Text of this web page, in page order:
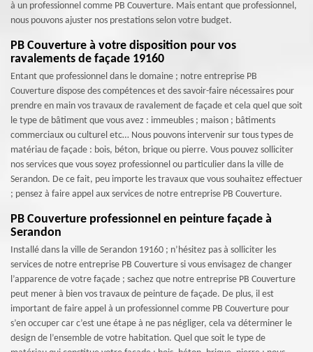
à un professionnel comme PB Couverture. Mais entant que professionnel,
nous pouvons ajuster nos prestations selon votre budget.
PB Couverture à votre disposition pour vos
ravalements de façade 19160
Entant que professionnel dans le domaine ; notre entreprise PB
Couverture dispose des compétences et des savoir-faire nécessaires pour
prendre en main vos travaux de ravalement de façade et cela quel que soit
le type de bâtiment que vous avez : immeubles ; maison ; bâtiments
commerciaux ou culturel etc… Nous pouvons intervenir sur tous types de
matériau de façade : bois, béton, brique ou pierre. Vous pouvez solliciter
nos services que vous soyez professionnel ou particulier dans la ville de
Serandon. De ce fait, peu importe les travaux que vous souhaitez effectuer
; pensez à faire appel aux services de notre entreprise PB Couverture.
PB Couverture professionnel en peinture façade à
Serandon
Installé dans la ville de Serandon 19160 ; n’hésitez pas à solliciter les
services de notre entreprise PB Couverture si vous envisagez de changer
l’apparence de votre façade ; sachez que notre entreprise PB Couverture
peut mener à bien vos travaux de peinture de façade. De plus, il est
important de faire appel à un professionnel comme PB Couverture pour
s’en occuper car c’est une étape à ne pas négliger, cela va déterminer le
design de l’ensemble de votre habitation. Quel que soit le type de